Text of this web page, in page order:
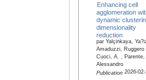
Enhancing cell
agglomeration
dynamic
dimensionality
reduction
par Yalçinkaya,
Amaduzzi, Ruggero
Cuoci, A. , Parente,
Alessandro
Publication2026-02-